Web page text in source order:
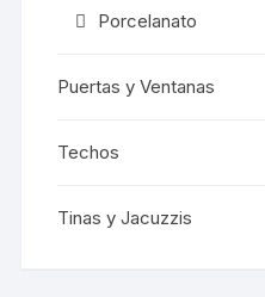
Porcelanato
Puertas y Ventanas
Techos
Tinas y Jacuzzis